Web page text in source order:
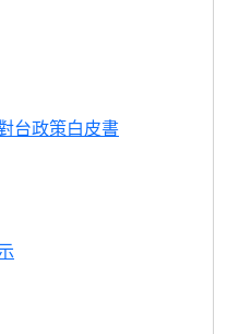
台政策白皮書